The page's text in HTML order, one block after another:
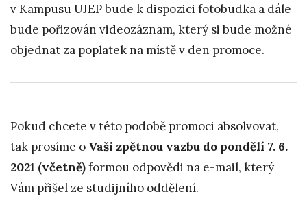
v Kampusu UJEP bude k dispozici fotobudka a dále
bude pořizován videozáznam, který si bude možné
objednat za poplatek na místě v den promoce.
Pokud chcete v této podobě promoci absolvovat,
tak prosíme o Vaši zpětnou vazbu do pondělí 7. 6.
2021 (včetně)formou odpovědi na e-mail, který
Vám přišel ze studijního oddělení.